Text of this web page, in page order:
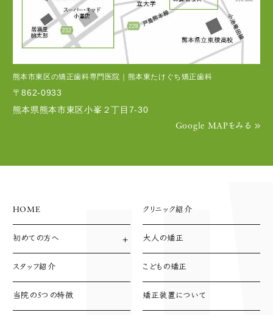
熊本市東区の矯正歯科専門医院｜熊本東たけぐち矯正歯科
〒862-0933
熊本県熊本市東区小峯２丁目7-30
Google MAPをみる
HOME
初めての方へ
診療方針
診療の流れ
スタッフ紹介
当院の5つの特徴
クリニック紹介
大人の矯正
こどもの矯正
矯正装置について